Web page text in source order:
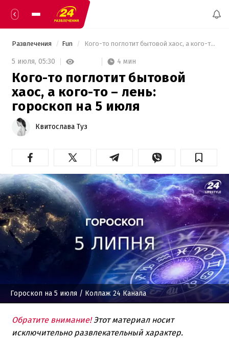
Развлечения Fun Кого-то поглотит бытовой хаос, а кого-то – лень: гороскоп на 5 июля
5 июля, 05:30 4 мин
Кого-то поглотит бытовой
хаос, а кого-то – лень:
гороскоп на 5 июля
Квитослава Туз
Гороскоп на 5 июля / Коллаж 24 Канала
Обратите внимание!Этот материал носит
исключительно развлекательный характер.